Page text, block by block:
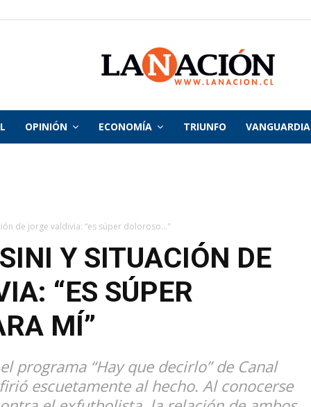
La
OPINIÓN ECONOMÍA TRIUNFO VANGUARDIA
de jorge valdivia: “es súper doloroso..."
Y SITUACIÓN DE
“ES SÚPER
MÍ”
programa “Hay que decirlo” de Canal
escuetamente al hecho. Al conocerse